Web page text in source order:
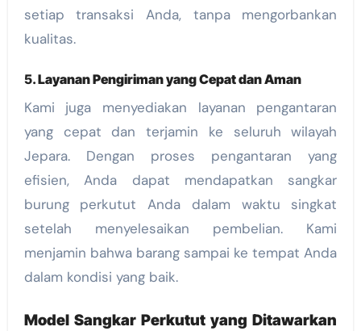
setiap transaksi Anda, tanpa mengorbankan
kualitas.
5.Layanan Pengiriman yang Cepat dan Aman
Kami juga menyediakan layanan pengantaran
yang cepat dan terjamin ke seluruh wilayah
Jepara. Dengan proses pengantaran yang
efisien, Anda dapat mendapatkan sangkar
burung perkutut Anda dalam waktu singkat
setelah menyelesaikan pembelian. Kami
menjamin bahwa barang sampai ke tempat Anda
dalam kondisi yang baik.
Model Sangkar Perkutut yang Ditawarkan